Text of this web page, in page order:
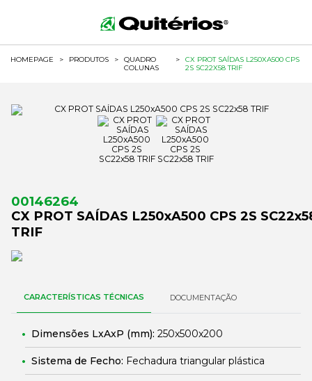
HOMEPAGE > PRODUTOS >
QUADRO
COLUNAS
>
CX PROT SAÍDAS L250XA500 CPS
2S SC22X58 TRIF
00146264
CX PROT SAÍDAS L250xA500 CPS 2S
TRIF
CARACTERÍSTICAS TÉCNICAS DOCUMENTAÇÃO
Dimensões LxAxP (mm): 250x500x200
Sistema de Fecho: Fechadura triangular plástica